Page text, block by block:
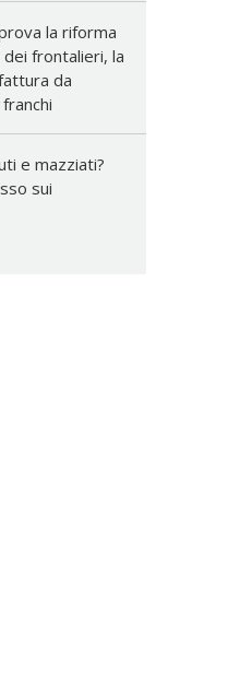
la riforma
frontalieri, la
da
e mazziati?
sui